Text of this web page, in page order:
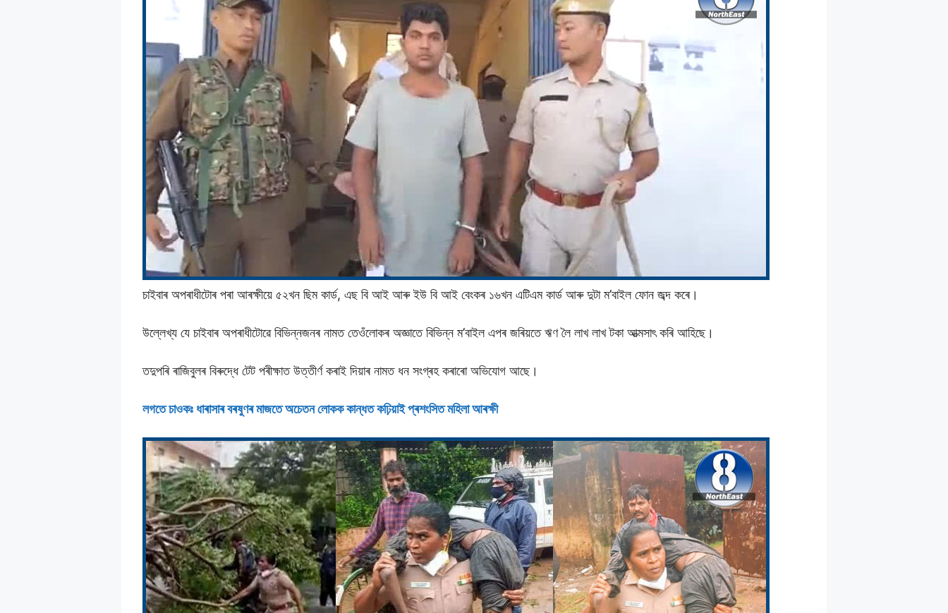
চাইবাৰ অপৰাধীটোৰ পৰা আৰক্ষীয়ে ৫২খন ছিম কাৰ্ড, এছ বি আই আৰু ইউ বি আই বেংকৰ ১৬খন এটিএম কাৰ্ড আৰু দুটা ম’বাইল ফোন জব্দ কৰে।
উল্লেখ্য যে চাইবাৰ অপৰাধীটোৱে বিভিন্নজনৰ নামত তেওঁলোকৰ অজ্ঞাতে বিভিন্ন ম’বাইল এপৰ জৰিয়তে ঋণ লৈ লাখ লাখ টকা আত্মসাৎ কৰি আহিছে।
তদুপৰি ৰাজিবুলৰ বিৰুদ্ধে টেট পৰীক্ষাত উত্তীৰ্ণ কৰাই দিয়াৰ নামত ধন সংগ্ৰহ কৰাৰো অভিযোগ আছে।
লগতে চাওকঃ ধাৰাসাৰ বৰষুণৰ মাজতে অচেতন লোকক কান্ধত কঢ়িয়াই প্ৰশংসিত মহিলা আৰক্ষী